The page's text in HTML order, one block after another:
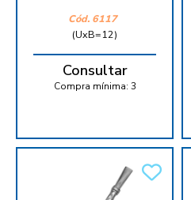
Cód. 6117
(UxB=12)
Consultar
Compra mínima: 3